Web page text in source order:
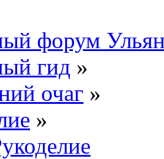
форум
гид »
очаг »
»